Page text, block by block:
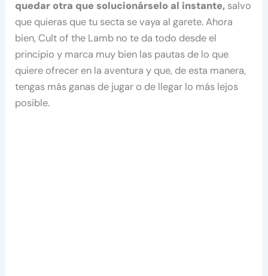
quedar otra que solucionárselo al instante, salvo
que quieras que tu secta se vaya al garete. Ahora
bien, Cult of the Lamb no te da todo desde el
principio y marca muy bien las pautas de lo que
quiere ofrecer en la aventura y que, de esta manera,
tengas más ganas de jugar o de llegar lo más lejos
posible.